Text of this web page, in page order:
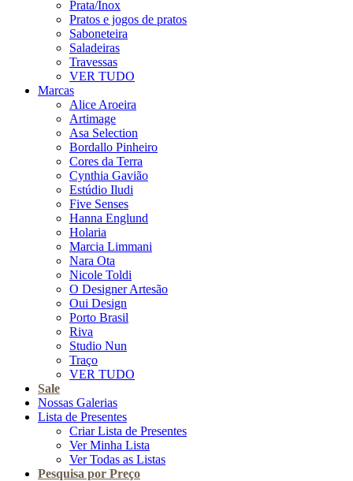
Prata/Inox
Pratos e jogos de pratos
Saboneteira
Saladeiras
Travessas
VER TUDO
Marcas
Alice Aroeira
Artimage
Asa Selection
Bordallo Pinheiro
Cores da Terra
Cynthia Gavião
Estúdio Iludi
Five Senses
Hanna Englund
Holaria
Marcia Limmani
Nara Ota
Nicole Toldi
O Designer Artesão
Oui Design
Porto Brasil
Riva
Studio Nun
Traço
VER TUDO
Sale
Nossas Galerias
Lista de Presentes
Criar Lista de Presentes
Ver Minha Lista
Ver Todas as Listas
Pesquisa por Preço